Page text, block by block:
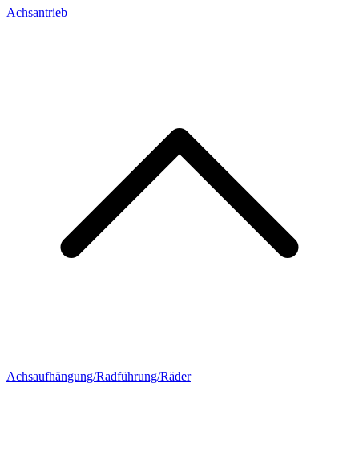
Achsantrieb
Achsaufhängung/Radführung/Räder